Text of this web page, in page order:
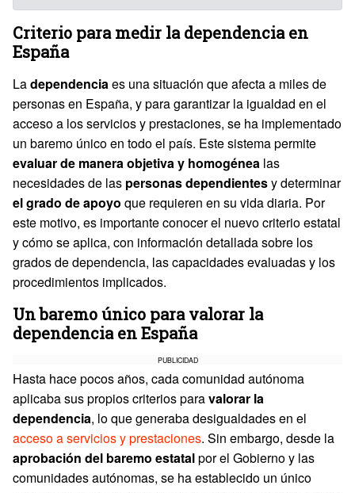
Criterio para medir la dependencia en
España
Ladependencia es una situación que afecta a miles de
personas en España, y para garantizar la igualdad en el
acceso a los servicios y prestaciones, se ha implementado
un baremo único en todo el país. Este sistema permite
evaluar de manera objetiva y homogénea las
necesidades de las personas dependientesy determinar
el grado de apoyo que requieren en su vida diaria. Por
este motivo, es importante conocer el nuevo criterio estatal
y cómo se aplica, con información detallada sobre los
grados de dependencia, las capacidades evaluadas y los
procedimientos implicados.
Un baremo único para valorar la
dependencia en España
PUBLICIDAD
Hasta hace pocos años, cada comunidad autónoma
aplicaba sus propios criterios paravalorar la
dependencia, lo que generaba desigualdades en el
acceso a servicios y prestaciones. Sin embargo, desde la
aprobación del baremo estatalpor el Gobierno y las
comunidades autónomas, se ha establecido un único